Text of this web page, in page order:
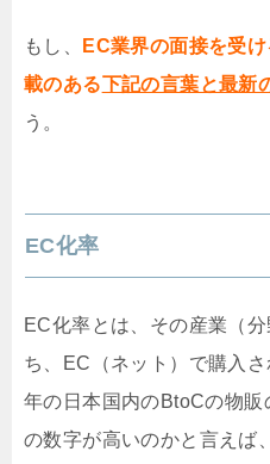
もし、
EC業界の面接を受
載のある下記の言葉と最新
う。
EC化率
EC化率とは、その産業（
ち、EC（ネット）で購入
年の日本国内のBtoCの物販
の数字が高いのかと言えば